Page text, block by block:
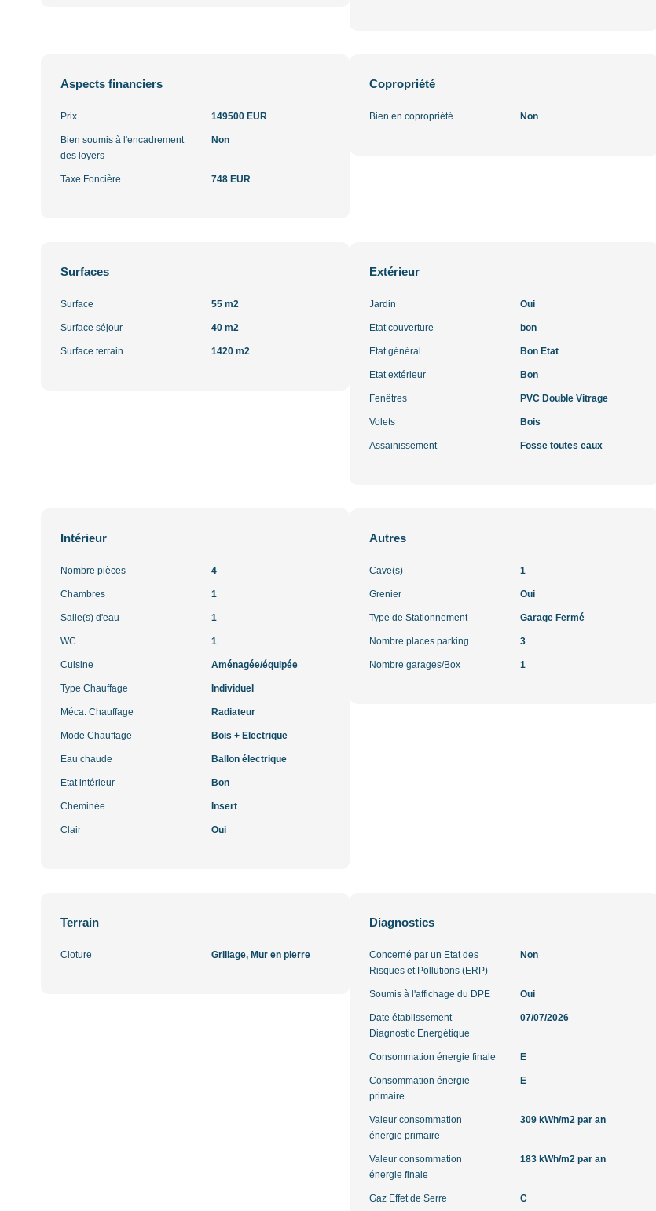
Aspects financiers
Prix 149500 EUR
Bien soumis à l'encadrement
des loyers
Non
Taxe Foncière 748 EUR
Copropriété
Bien en copropriété Non
Surfaces
Surface 55 m2
Surface séjour 40 m2
Surface terrain 1420 m2
Extérieur
Jardin Oui
Etat couverture bon
Etat général Bon Etat
Etat extérieur Bon
Fenêtres PVC Double Vitrage
Volets Bois
Assainissement Fosse toutes eaux
Intérieur
Nombre pièces 4
Chambres 1
Salle(s) d'eau 1
WC 1
Cuisine Aménagée/équipée
Type Chauffage Individuel
Méca. Chauffage Radiateur
Mode Chauffage Bois + Electrique
Eau chaude Ballon électrique
Etat intérieur Bon
Cheminée Insert
Clair Oui
Autres
Cave(s) 1
Grenier Oui
Type de Stationnement Garage Fermé
Nombre places parking 3
Nombre garages/Box 1
Terrain
Cloture Grillage, Mur en pierre
Diagnostics
Concerné par un Etat des
Risques et Pollutions (ERP)
Non
Soumis à l'affichage du DPE Oui
Date établissement
Diagnostic Energétique
07/07/2026
Consommation énergie finale E
Consommation énergie
primaire
E
Valeur consommation
énergie primaire
309 kWh/m2 par an
Valeur consommation
énergie finale
183 kWh/m2 par an
Gaz Effet de Serre C